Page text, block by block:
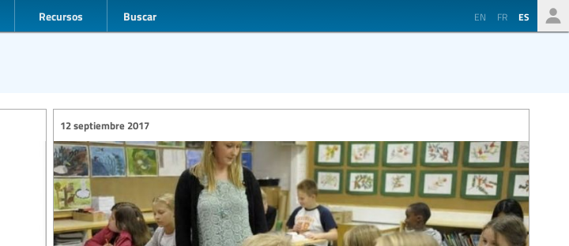
Recursos Buscar EN FR ES
12 septiembre 2017